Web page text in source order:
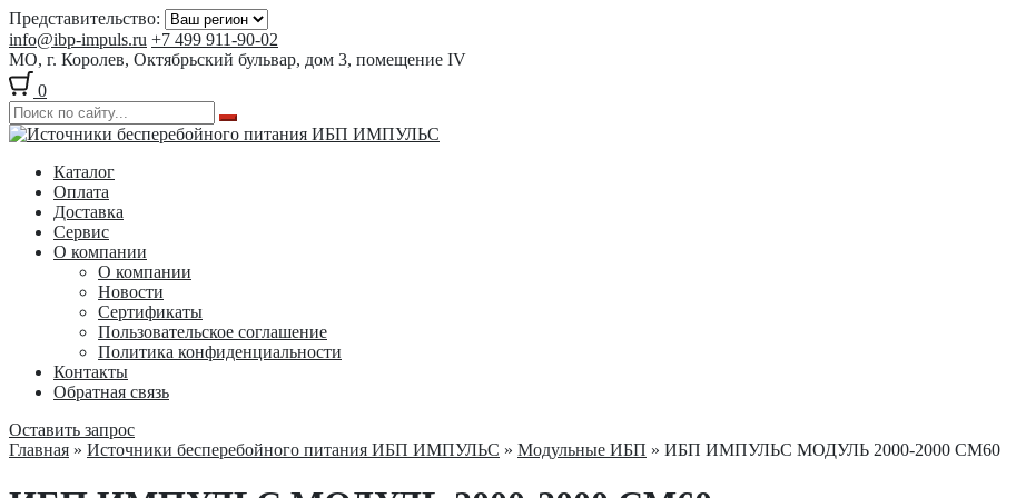
Представительство:
info@ibp-impuls.ru +7 499 911-90-02
МО, г. Королев, Октябрьский бульвар, дом 3, помещение IV
0
Перейти
навигации
Перейти
содержимому
Каталог
Оплата
Доставка
Сервис
О компании
О компании
Новости
Сертификаты
Пользовательское соглашение
Политика конфиденциальности
Контакты
Обратная связь
Оставить запрос
Главная » Источники бесперебойного питания ИБП ИМПУЛЬС » Модульные ИБП » ИБП ИМПУЛЬС МОДУЛЬ 2000-2000 СМ60